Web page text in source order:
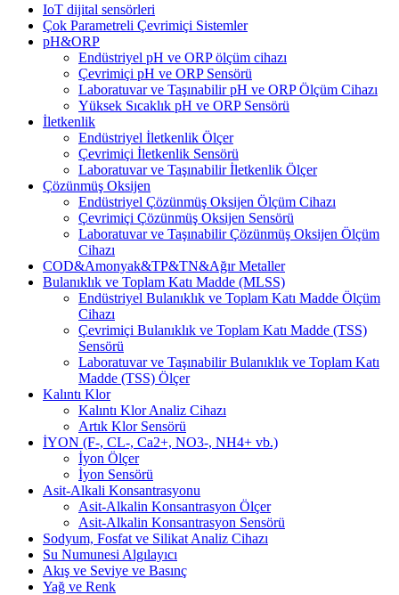
IoT dijital sensörleri
Çok Parametreli Çevrimiçi Sistemler
pH&ORP
Endüstriyel pH ve ORP ölçüm cihazı
Çevrimiçi pH ve ORP Sensörü
Laboratuvar ve Taşınabilir pH ve ORP Ölçüm Cihazı
Yüksek Sıcaklık pH ve ORP Sensörü
İletkenlik
Endüstriyel İletkenlik Ölçer
Çevrimiçi İletkenlik Sensörü
Laboratuvar ve Taşınabilir İletkenlik Ölçer
Çözünmüş Oksijen
Endüstriyel Çözünmüş Oksijen Ölçüm Cihazı
Çevrimiçi Çözünmüş Oksijen Sensörü
Laboratuvar ve Taşınabilir Çözünmüş Oksijen Ölçüm
Cihazı
COD&Amonyak&TP&TN&Ağır Metaller
Bulanıklık ve Toplam Katı Madde (MLSS)
Endüstriyel Bulanıklık ve Toplam Katı Madde Ölçüm
Cihazı
Çevrimiçi Bulanıklık ve Toplam Katı Madde (TSS)
Sensörü
Laboratuvar ve Taşınabilir Bulanıklık ve Toplam Katı
Madde (TSS) Ölçer
Kalıntı Klor
Kalıntı Klor Analiz Cihazı
Artık Klor Sensörü
İYON (F-, CL-, Ca2+, NO3-, NH4+ vb.)
İyon Ölçer
İyon Sensörü
Asit-Alkali Konsantrasyonu
Asit-Alkalin Konsantrasyon Ölçer
Asit-Alkalin Konsantrasyon Sensörü
Sodyum, Fosfat ve Silikat Analiz Cihazı
Su Numunesi Algılayıcı
Akış ve Seviye ve Basınç
Yağ ve Renk